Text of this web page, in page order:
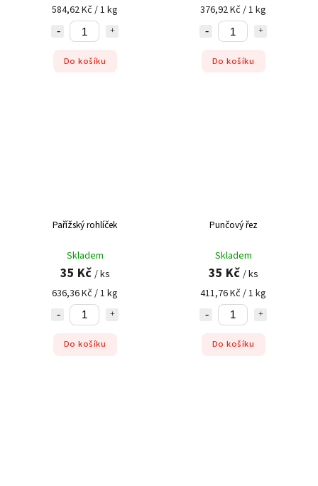
584,62 Kč / 1 kg
Do košíku
376,92 Kč / 1 kg
Do košíku
Pařížský rohlíček
Skladem
35 Kč / ks
636,36 Kč / 1 kg
Do košíku
Punčový řez
Skladem
35 Kč / ks
411,76 Kč / 1 kg
Do košíku